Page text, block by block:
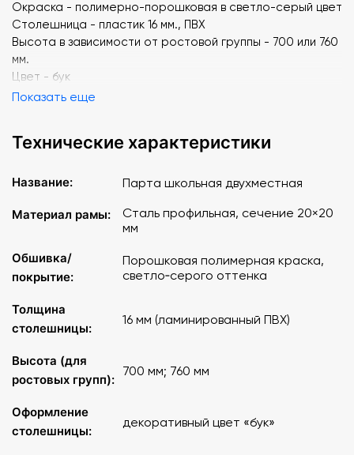
Окраска - полимерно-порошковая в светло-серый цвет
Столешница - пластик 16 мм., ПВХ
Высота в зависимости от ростовой группы - 700 или 760
мм.
Цвет - бук
Показать еще
Технические характеристики
Название: Парта школьная двухместная
Материал рамы:
Сталь профильная, сечение 20×20
мм
Обшивка/
покрытие:
Порошковая полимерная краска,
светло‑серого оттенка
Толщина
столешницы:
16 мм (ламинированный ПВХ)
Высота (для
ростовых групп):
700 мм; 760 мм
Оформление
столешницы:
декоративный цвет «бук»